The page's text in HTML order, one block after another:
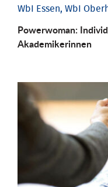
WbI Essen, WbI
Powerwoman:
Aka­demiker­innen